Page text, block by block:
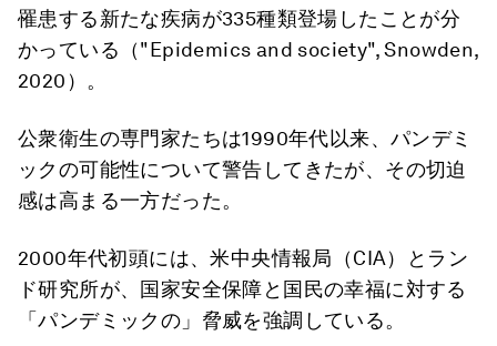
罹患する新たな疾病が335種類登場したことが分
かっている（"Epidemics and society", Snowden,
2020）。
公衆衛生の専門家たちは1990年代以来、パンデミ
ックの可能性について警告してきたが、その切迫
感は高まる一方だった。
2000年代初頭には、米中央情報局（CIA）とラン
ド研究所が、国家安全保障と国民の幸福に対する
「パンデミックの」脅威を強調している。